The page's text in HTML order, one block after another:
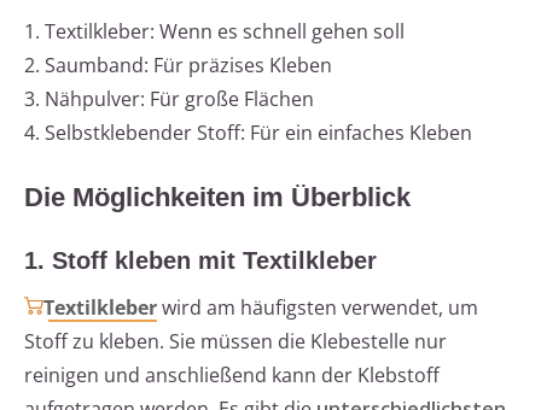
1. Textilkleber: Wenn es schnell gehen soll
2. Saumband: Für präzises Kleben
3. Nähpulver: Für große Flächen
4. Selbstklebender Stoff: Für ein einfaches Kleben
Die Möglichkeiten im Überblick
1. Stoff kleben mit Textilkleber
Textilkleberwird am häufigsten verwendet, um
Stoff zu kleben. Sie müssen die Klebestelle nur
reinigen und anschließend kann der Klebstoff